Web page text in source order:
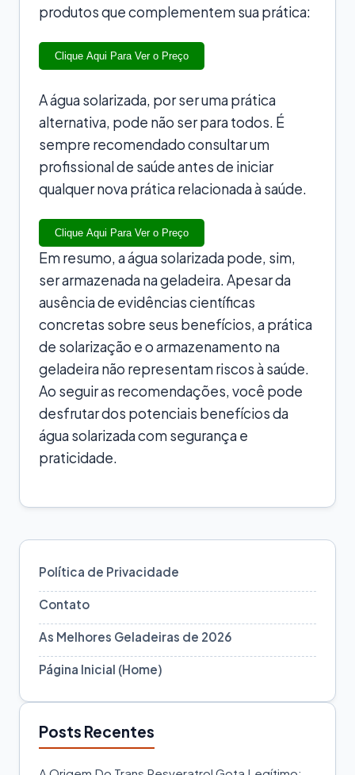
produtos que complementem sua prática:
Clique Aqui Para Ver o Preço
A água solarizada, por ser uma prática
alternativa, pode não ser para todos. É
sempre recomendado consultar um
profissional de saúde antes de iniciar
qualquer nova prática relacionada à saúde.
Clique Aqui Para Ver o Preço
Em resumo, a água solarizada pode, sim,
ser armazenada na geladeira. Apesar da
ausência de evidências científicas
concretas sobre seus benefícios, a prática
de solarização e o armazenamento na
geladeira não representam riscos à saúde.
Ao seguir as recomendações, você pode
desfrutar dos potenciais benefícios da
água solarizada com segurança e
praticidade.
Política de Privacidade
Contato
As Melhores Geladeiras de 2026
Página Inicial (Home)
Posts Recentes